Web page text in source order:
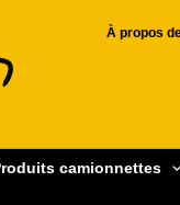
À propos
camionnettes